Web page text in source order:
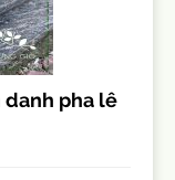
danh pha lê